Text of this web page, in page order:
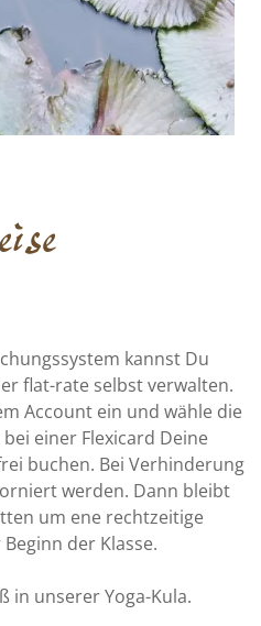
kannst Du
flat-rate selbst verwalten.
Account ein und wähle die
einer Flexicard Deine
buchen. Bei Verhinderung
werden. Dann bleibt
um ene rechtzeitige
der Klasse.
in unserer Yoga-Kula.